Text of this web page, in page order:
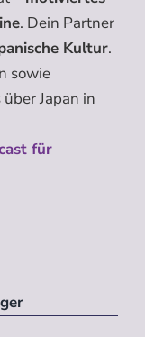
. Dein Partner
Kultur.
sowie
Japan in
für